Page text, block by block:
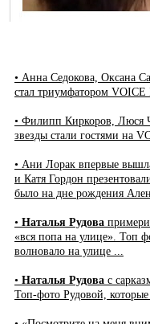
• Анна Седокова, Оксана
стал триумфатором VOICE
• Филипп Киркоров, Люся
звезды стали гостями на
• Ани Лорак впервые
и Катя Гордон
было на дне рождения
• Наталья Рудова
«вся попа на улице». Топ
волновало на улице ...
• Наталья Рудова с
Топ-фото Рудовой,